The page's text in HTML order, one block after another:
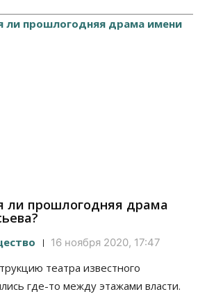
ли прошлогодняя драма
16 ноября 2020, 17:47
театра известного
где-то между этажами власти.